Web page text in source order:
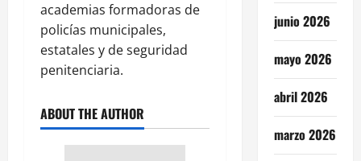
academias formadoras de
policías municipales,
estatales y de seguridad
penitenciaria.
ABOUT THE AUTHOR
junio 2026
mayo 2026
abril 2026
marzo 2026